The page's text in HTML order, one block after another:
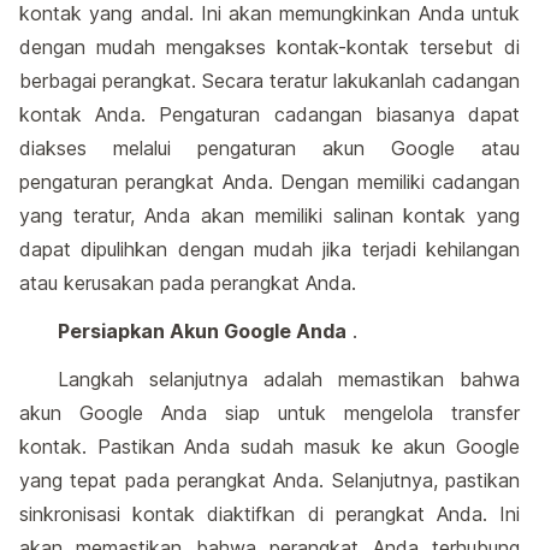
kontak yang andal. Ini akan memungkinkan Anda untuk
dengan mudah mengakses kontak-kontak tersebut di
berbagai perangkat. Secara teratur lakukanlah cadangan
kontak Anda. Pengaturan cadangan biasanya dapat
diakses melalui pengaturan akun Google atau
pengaturan perangkat Anda. Dengan memiliki cadangan
yang teratur, Anda akan memiliki salinan kontak yang
dapat dipulihkan dengan mudah jika terjadi kehilangan
atau kerusakan pada perangkat Anda.
Persiapkan Akun Google Anda .
Langkah selanjutnya adalah memastikan bahwa
akun Google Anda siap untuk mengelola transfer
kontak. Pastikan Anda sudah masuk ke akun Google
yang tepat pada perangkat Anda. Selanjutnya, pastikan
sinkronisasi kontak diaktifkan di perangkat Anda. Ini